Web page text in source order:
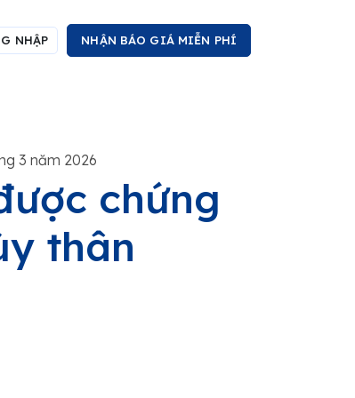
NHẬP NHẬN BÁO GIÁ MIỄN PHÍ
3 năm 2026
chứng
thân